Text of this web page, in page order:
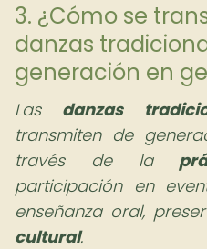
3. ¿Cómo se
danzas
generación en
Las danzas
transmiten de
través de la
participación en
enseñanza oral,
cultural.